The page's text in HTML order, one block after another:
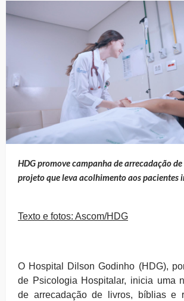
HDG promove campanha de arrecadação
projeto que leva acolhimento aos pacientes
Texto e fotos: Ascom/HDG
O Hospital Dilson Godinho (HDG),
de Psicologia Hospitalar, inicia uma
de arrecadação de livros, bíblias e